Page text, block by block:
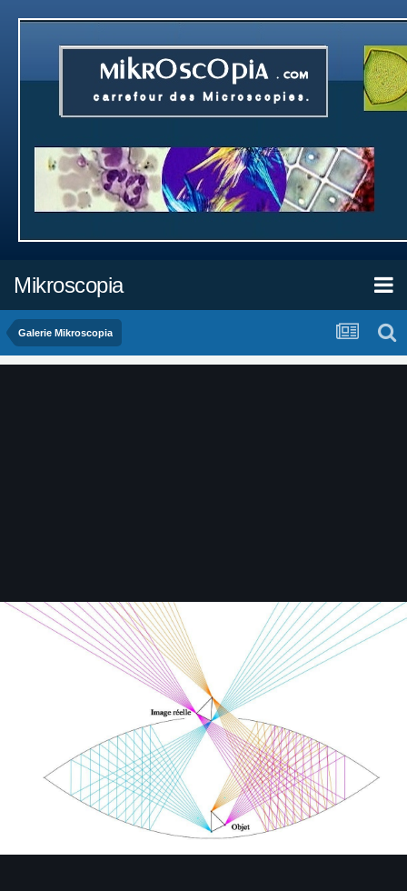
Mikroscopia
Galerie Mikroscopia